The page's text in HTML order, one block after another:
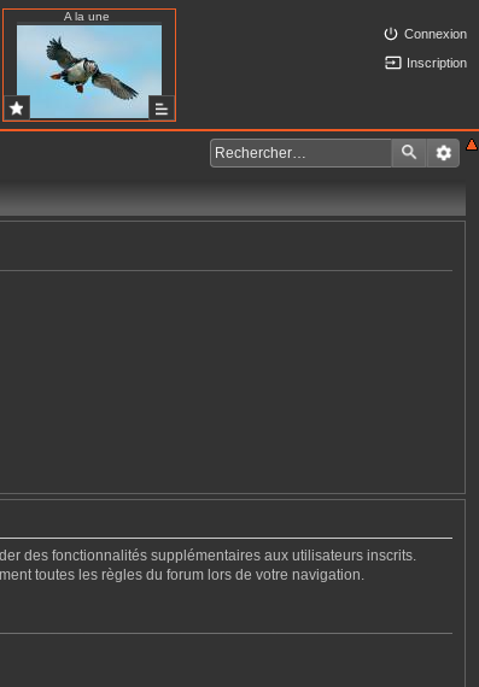
A la une
Connexion
Inscription
des fonctionnalités supplémentaires aux utilisateurs inscrits.
toutes les règles du forum lors de votre navigation.